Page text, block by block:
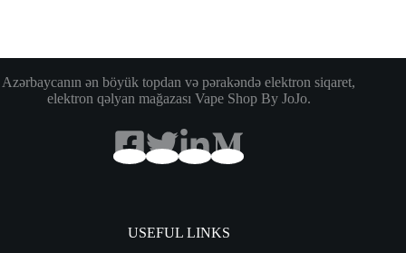
Azərbaycanın ən böyük topdan və pərakəndə elektron siqaret,
elektron qəlyan mağazası Vape Shop By JoJo.
USEFUL LINKS